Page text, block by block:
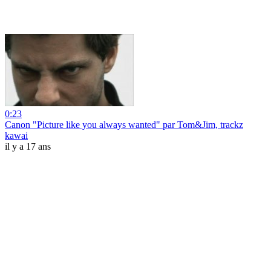
0:23
Canon "Picture like you always wanted" par Tom&Jim, trackz
kawai
il y a 17 ans